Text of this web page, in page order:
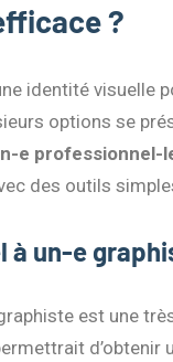
?
identité visuelle
options se
e professionnel-
des outils
à un-e
est une
d’obtenir